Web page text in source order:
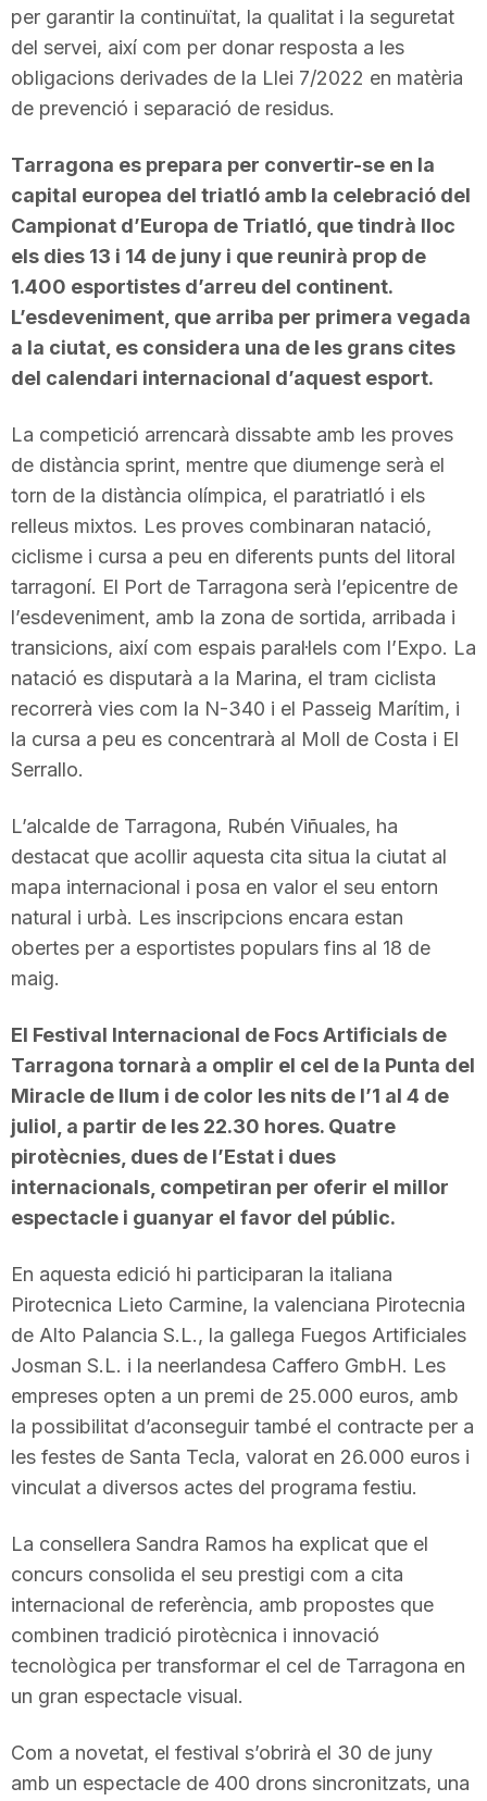
per garantir la continuïtat, la qualitat i la seguretat
del servei, així com per donar resposta a les
obligacions derivades de la Llei 7/2022 en matèria
de prevenció i separació de residus.
Tarragona es prepara per convertir-se en la
capital europea del triatló amb la celebració del
Campionat d’Europa de Triatló, que tindrà lloc
els dies 13 i 14 de juny i que reunirà prop de
1.400 esportistes d’arreu del continent.
L’esdeveniment, que arriba per primera vegada
a la ciutat, es considera una de les grans cites
del calendari internacional d’aquest esport.
La competició arrencarà dissabte amb les proves
de distància sprint, mentre que diumenge serà el
torn de la distància olímpica, el paratriatló i els
relleus mixtos. Les proves combinaran natació,
ciclisme i cursa a peu en diferents punts del litoral
tarragoní. El Port de Tarragona serà l’epicentre de
l’esdeveniment, amb la zona de sortida, arribada i
transicions, així com espais paral·lels com l’Expo. La
natació es disputarà a la Marina, el tram ciclista
recorrerà vies com la N-340 i el Passeig Marítim, i
la cursa a peu es concentrarà al Moll de Costa i El
Serrallo.
L’alcalde de Tarragona, Rubén Viñuales, ha
destacat que acollir aquesta cita situa la ciutat al
mapa internacional i posa en valor el seu entorn
natural i urbà. Les inscripcions encara estan
obertes per a esportistes populars fins al 18 de
maig.
El Festival Internacional de Focs Artificials de
Tarragona tornarà a omplir el cel de la Punta del
Miracle de llum i de color les nits de l’1 al 4 de
juliol, a partir de les 22.30 hores. Quatre
pirotècnies, dues de l’Estat i dues
internacionals, competiran per oferir el millor
espectacle i guanyar el favor del públic.
En aquesta edició hi participaran la italiana
Pirotecnica Lieto Carmine, la valenciana Pirotecnia
de Alto Palancia S.L., la gallega Fuegos Artificiales
Josman S.L. i la neerlandesa Caffero GmbH. Les
empreses opten a un premi de 25.000 euros, amb
la possibilitat d’aconseguir també el contracte per a
les festes de Santa Tecla, valorat en 26.000 euros i
vinculat a diversos actes del programa festiu.
La consellera Sandra Ramos ha explicat que el
concurs consolida el seu prestigi com a cita
internacional de referència, amb propostes que
combinen tradició pirotècnica i innovació
tecnològica per transformar el cel de Tarragona en
un gran espectacle visual.
Com a novetat, el festival s’obrirà el 30 de juny
amb un espectacle de 400 drons sincronitzats, una